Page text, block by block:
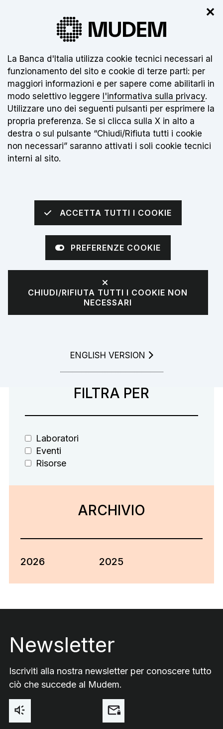
Il nuovo museo non è ancora aperto.
per info
IT
Torna alla home page
Apri
sei qui:
Home
Scuole
Scuola secondaria di secondo grado
di secondo grado
2026
Nessun risultato disponibile
FILTRA PER
Laboratori
Eventi
Risorse
ARCHIVIO
2026 2025
Newsletter
Iscriviti alla nostra newsletter per conoscere tutto
ciò che succede al Mudem.
✕
Informativa sui cookie:
La Banca d'Italia utilizza cookie tecnici necessari al
funzionamento del sito e cookie di terze parti: per
maggiori informazioni e per sapere come abilitarli in
modo selettivo leggere l'informativa sulla privacy.
Utilizzare uno dei seguenti pulsanti per esprimere la
propria preferenza. Se si clicca sulla X in alto a
destra o sul pulsante “Chiudi/Rifiuta tutti i cookie
non necessari” saranno attivati i soli cookie tecnici
interni al sito.
ACCETTA TUTTI I COOKIE
PREFERENZE COOKIE
CHIUDI/RIFIUTA TUTTI I COOKIE NON
NECESSARI
GO TO
ENGLISH VERSION